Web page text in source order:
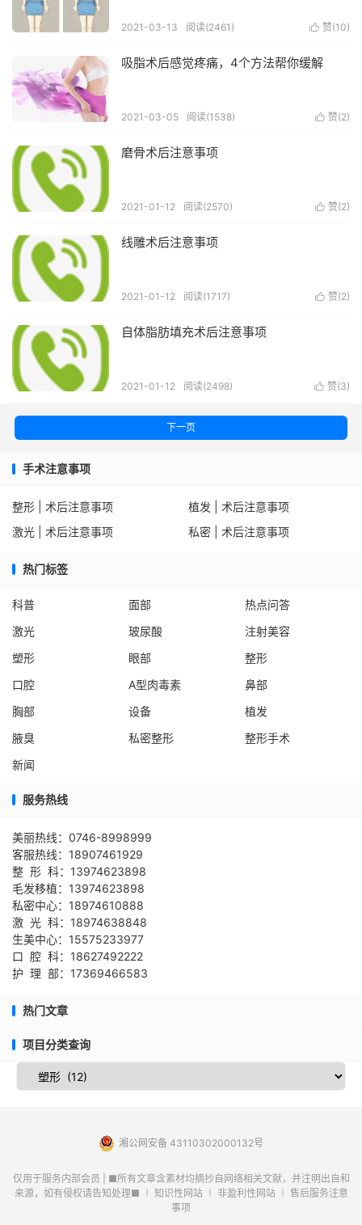
 赞(10)
2021-03-13 阅读(2461)
吸脂术后感觉疼痛，4个方法帮你缓解
 赞(2)
2021-03-05 阅读(1538)
磨骨术后注意事项
 赞(2)
2021-01-12 阅读(2570)
线雕术后注意事项
 赞(2)
2021-01-12 阅读(1717)
自体脂肪填充术后注意事项
 赞(3)
2021-01-12 阅读(2498)
下一页
手术注意事项
整形 | 术后注意事项
植发 | 术后注意事项
激光 | 术后注意事项
私密 | 术后注意事项
热门标签
科普 面部
热点问答
激光
玻尿酸
注射美容
塑形
眼部
整形
口腔
A型肉毒素
鼻部
胸部
设备
植发
腋臭
私密整形
整形手术
新闻
服务热线
美丽热线：0746-8998999
客服热线：18907461929
整 形 科：13974623898
毛发移植：13974623898
私密中心：18974610888
激 光 科：18974638848
生美中心：15575233977
口 腔 科：18627492222
护 理 部：17369466583
热门文章
项目分类查询
湘公网安备 43110302000132号
仅用于服务内部会员 | ■所有文章含素材均摘抄自网络相关文献，并注明出自和
来源，如有侵权请告知处理■ ∣ 知识性网站 ∣ 非盈利性网站 ∣ 售后服务注意
事项